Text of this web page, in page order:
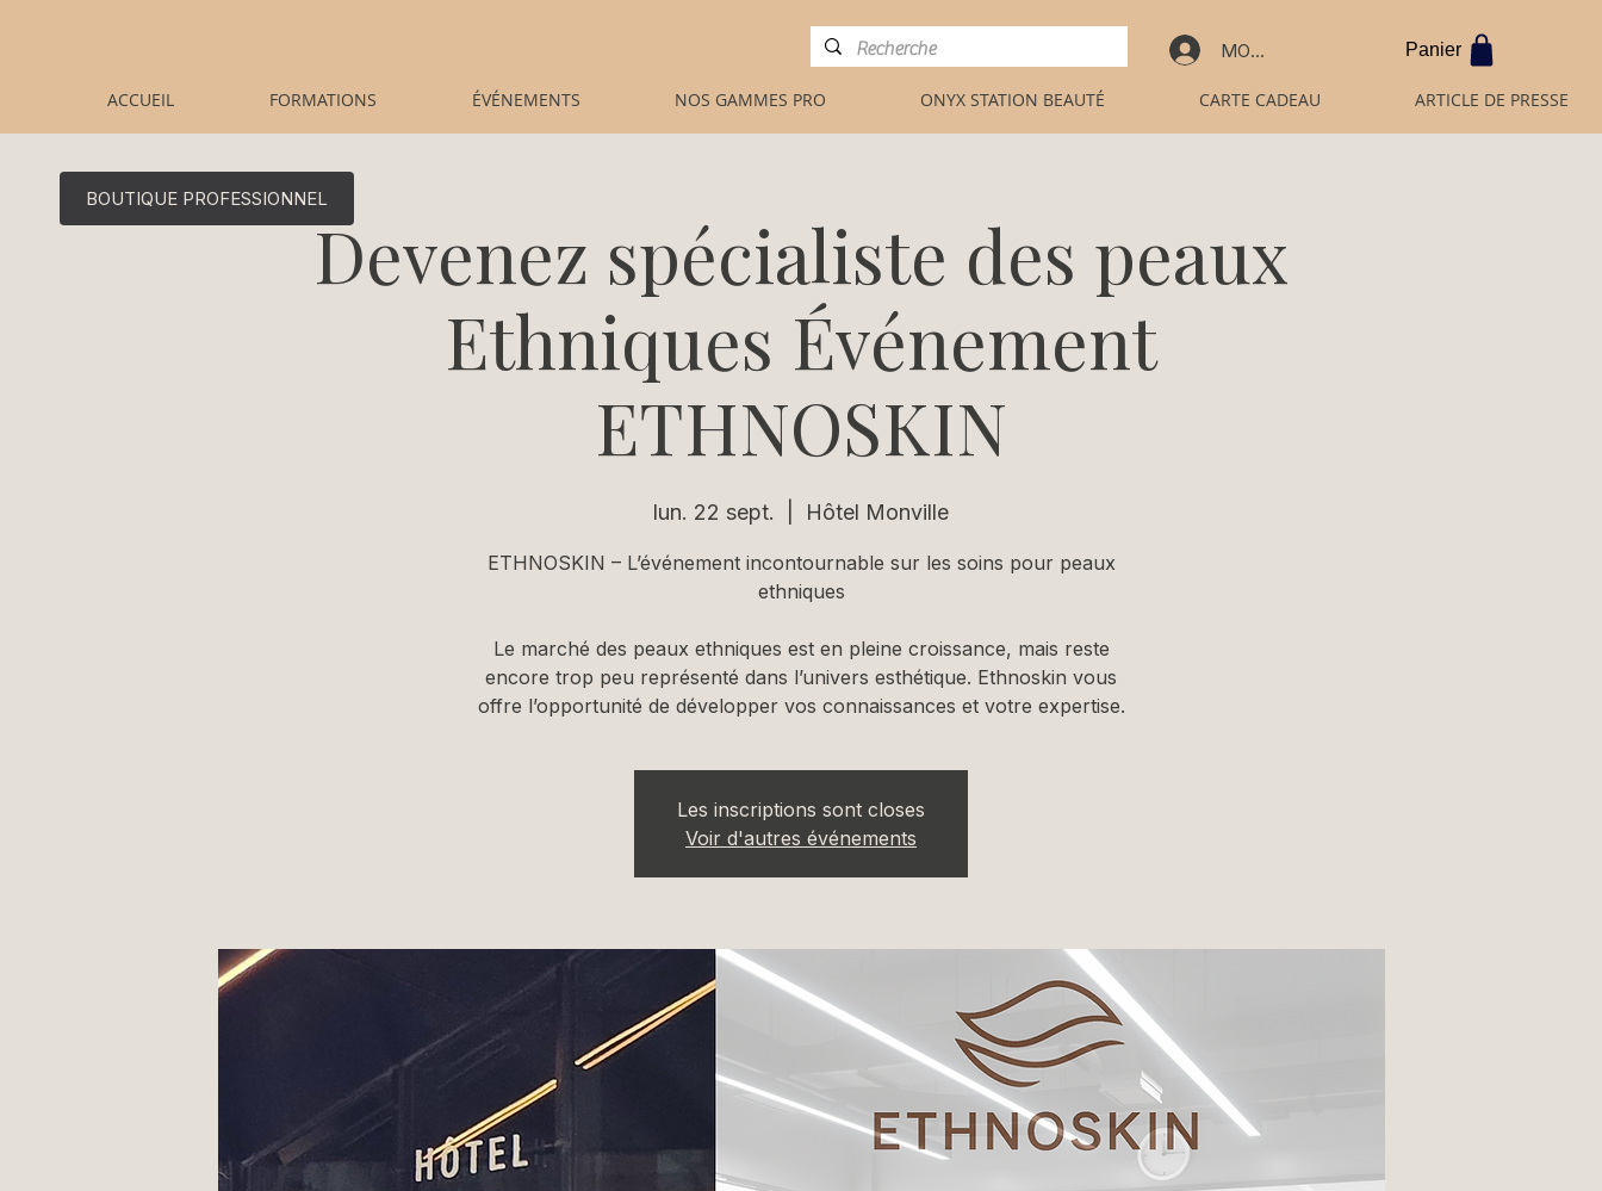
ACCUEIL FORMATIONS ÉVÉNEMENTS NOS GAMMES PRO ONYX STATION BEAUTÉ CARTE CADEAU ARTICLE DE PRESSE
MON COMPTE PRO Panier
Devenez spécialiste des peaux
Ethniques Événement
ETHNOSKIN
lun. 22 sept. Hôtel Monville
ETHNOSKIN – L’événement incontournable sur les soins pour peaux
ethniques
Le marché des peaux ethniques est en pleine croissance, mais reste
encore trop peu représenté dans l’univers esthétique. Ethnoskin vous
Les inscriptions sont closes
Voir d'autres événements
BOUTIQUE PROFESSIONNEL